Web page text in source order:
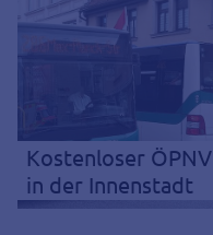
Kostenloser ÖPNV
in der Innenstadt